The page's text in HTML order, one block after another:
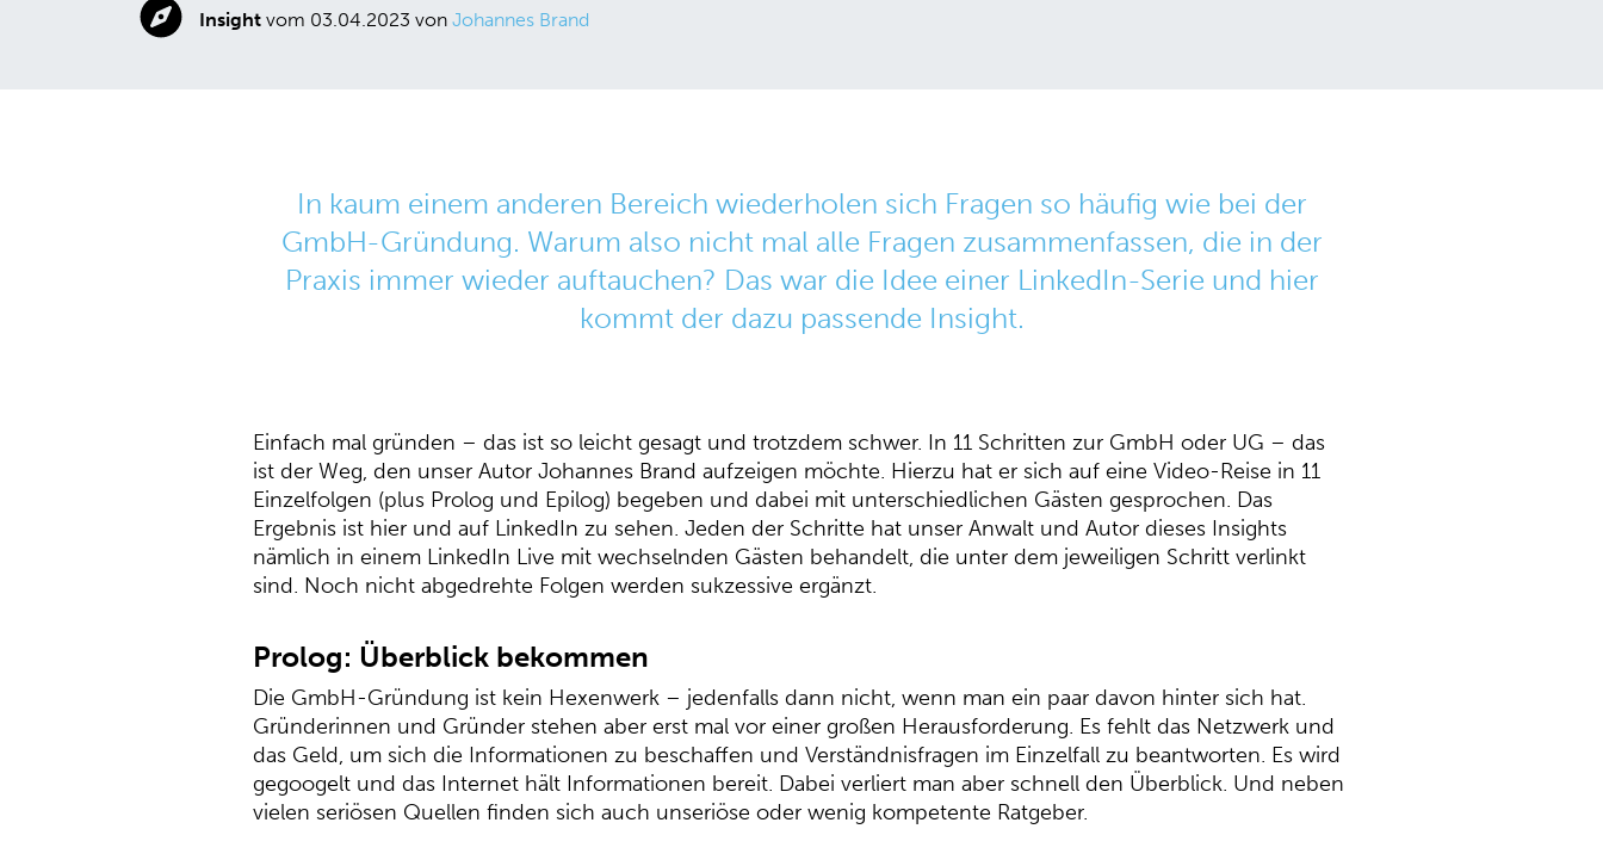
Insight vom 03.04.2023 von Johannes Brand
In kaum einem anderen Bereich wiederholen sich Fragen so häufig wie bei der
GmbH-Gründung. Warum also nicht mal alle Fragen zusammenfassen, die in der
Praxis immer wieder auftauchen? Das war die Idee einer LinkedIn-Serie und hier
kommt der dazu passende Insight.
Einfach mal gründen – das ist so leicht gesagt und trotzdem schwer. In 11 Schritten zur GmbH oder UG – das
ist der Weg, den unser Autor Johannes Brand aufzeigen möchte. Hierzu hat er sich auf eine Video-Reise in 11
Einzelfolgen (plus Prolog und Epilog) begeben und dabei mit unterschiedlichen Gästen gesprochen. Das
Ergebnis ist hier und auf LinkedIn zu sehen. Jeden der Schritte hat unser Anwalt und Autor dieses Insights
nämlich in einem LinkedIn Live mit wechselnden Gästen behandelt, die unter dem jeweiligen Schritt verlinkt
sind. Noch nicht abgedrehte Folgen werden sukzessive ergänzt.
Prolog: Überblick bekommen
Die GmbH-Gründung ist kein Hexenwerk – jedenfalls dann nicht, wenn man ein paar davon hinter sich hat.
Gründerinnen und Gründer stehen aber erst mal vor einer großen Herausforderung. Es fehlt das Netzwerk und
das Geld, um sich die Informationen zu beschaffen und Verständnisfragen im Einzelfall zu beantworten. Es wird
gegoogelt und das Internet hält Informationen bereit. Dabei verliert man aber schnell den Überblick. Und neben
vielen seriösen Quellen finden sich auch unseriöse oder wenig kompetente Ratgeber.